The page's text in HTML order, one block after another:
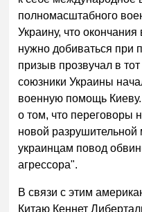
полномасштабного
Украину, что
нужно добиваться при
призыв прозвучал в
союзники Украины
военную помощь
о том, что переговоры
новой
украинцам повод
агрессора".
В связи с этим
Китаю Кеннет